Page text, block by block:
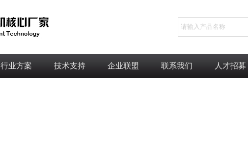
行业方案 技术支持 企业联盟 联系我们 人才招募